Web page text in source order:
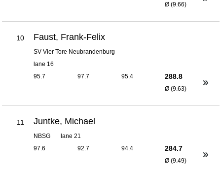
Ø (9.66)
10 Faust, Frank-Felix
SV Vier Tore Neubrandenburg
lane 16
95.7
97.7 95.4 288.8
Ø (9.63)
11 Juntke, Michael
NBSG
lane 21
97.6
92.7 94.4 284.7
Ø (9.49)